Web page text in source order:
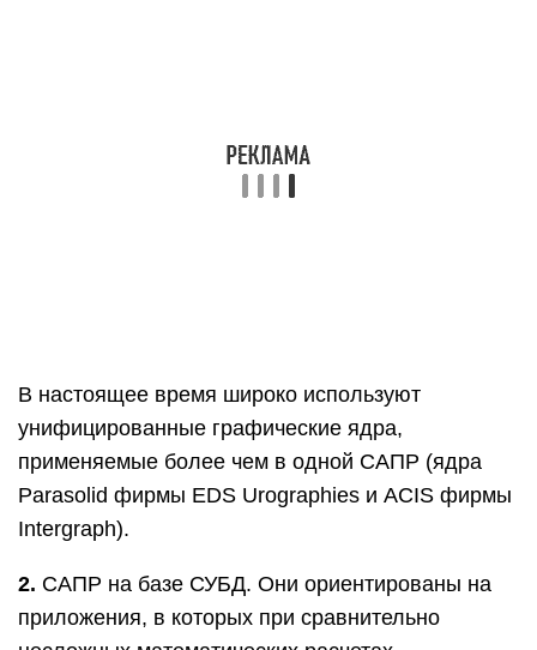
В настоящее время широко используют
унифицированные графические ядра,
применяемые более чем в одной САПР (ядра
Parasolid фирмы EDS Urographies и ACIS фирмы
Intergraph).
2. САПР на базе СУБД. Они ориентированы на
приложения, в которых при сравнительно